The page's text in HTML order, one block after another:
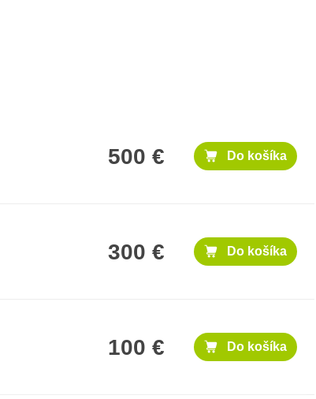
500 € Do košíka
300 € Do košíka
100 € Do košíka